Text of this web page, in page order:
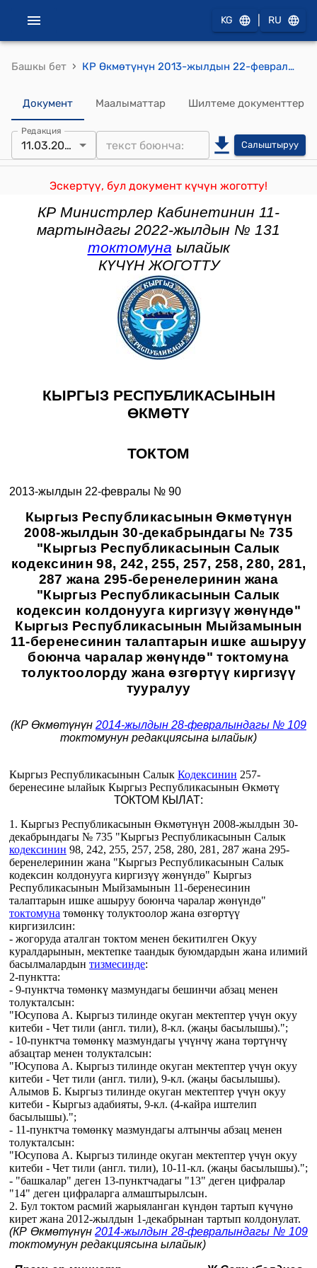
KG RU
Башкы бет › КР Өкмөтүнүн 2013-жылдын 22-февралындагы № 90 "Кыргыз Республикасынын Өкмөтүнүн 2008-жылдын 30-декабрындагы № 735 "Кыргыз Республикасынын Салык кодексинин 98, 242, 255, 257, 258, 280, 281, 287 жана 295-беренелеринин жана "Кыргыз Республикасынын Салык кодексин колдонууга киргизүү жөнүндө" Кыргыз Республикасынын Мыйзамынын 11-беренесинин талаптарын ишке ашыруу боюнча чаралар жөнүндө" токтомуна толуктоолорду жана өзгөртүү киргизүү тууралуу" токтому
Документ Маалыматтар Шилтеме документтер
Редакция
11.03.2022 Салыштыруу
Эскертүү, бул документ күчүн жоготту!